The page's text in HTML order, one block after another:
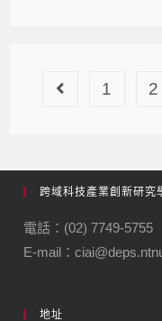
1 2
跨域科技產業創新研究
電話：(02) 7749-5755
E-mail：
地址